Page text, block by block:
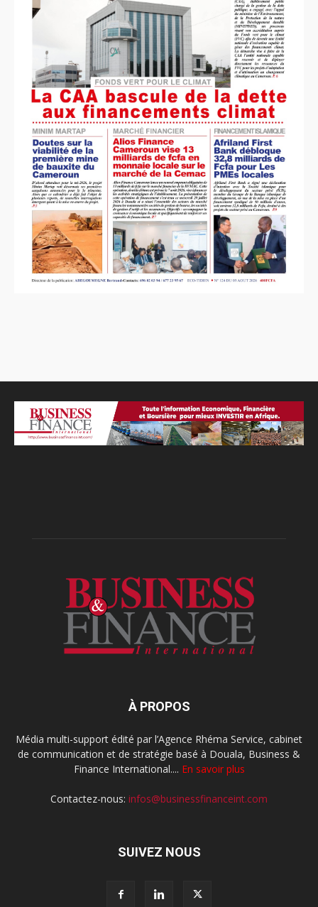
À PROPOS
Média multi-support édité par l’Agence Rhéma Service, cabinet
de communication et de stratégie basé à Douala, Business &
Finance International.... En savoir plus
Contactez-nous: infos@businessfinanceint.com
SUIVEZ NOUS